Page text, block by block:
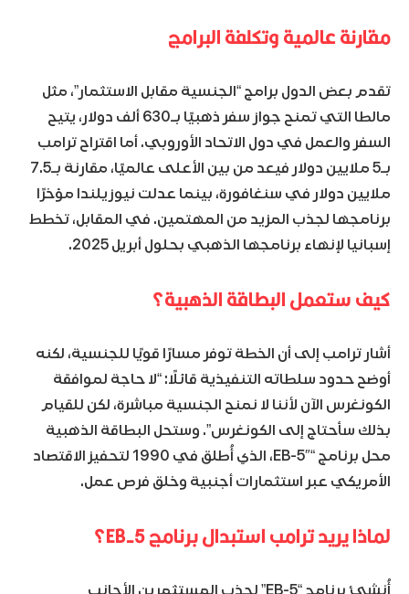
مقارنة عالمية وتكلفة البرامج
تقدم بعض الدول برامج “الجنسية مقابل الاستثمار”، مثل
مالطا التي تمنح جواز سفر ذهبيًا بـ630 ألف دولار، يتيح
السفر والعمل في دول الاتحاد الأوروبي. أما اقتراح ترامب
بـ5 ملايين دولار فيعد من بين الأعلى عالميًا، مقارنة بـ7.5
ملايين دولار في سنغافورة، بينما عدلت نيوزيلندا مؤخرًا
برنامجها لجذب المزيد من المهتمين. في المقابل، تخطط
إسبانيا لإنهاء برنامجها الذهبي بحلول أبريل 2025.
كيف ستعمل البطاقة الذهبية؟
أشار ترامب إلى أن الخطة توفر مسارًا قويًا للجنسية، لكنه
أوضح حدود سلطاته التنفيذية قائلًا: “لا حاجة لموافقة
الكونغرس الآن لأننا لا نمنح الجنسية مباشرة، لكن للقيام
بذلك سأحتاج إلى الكونغرس”. وستحل البطاقة الذهبية
محل برنامج “EB-5″، الذي أُطلق في 1990 لتحفيز الاقتصاد
الأمريكي عبر استثمارات أجنبية وخلق فرص عمل.
لماذا يريد ترامب استبدال برنامج EB-5؟
أُنشئ برنامج “EB-5” لجذب المستثمرين الأجانب